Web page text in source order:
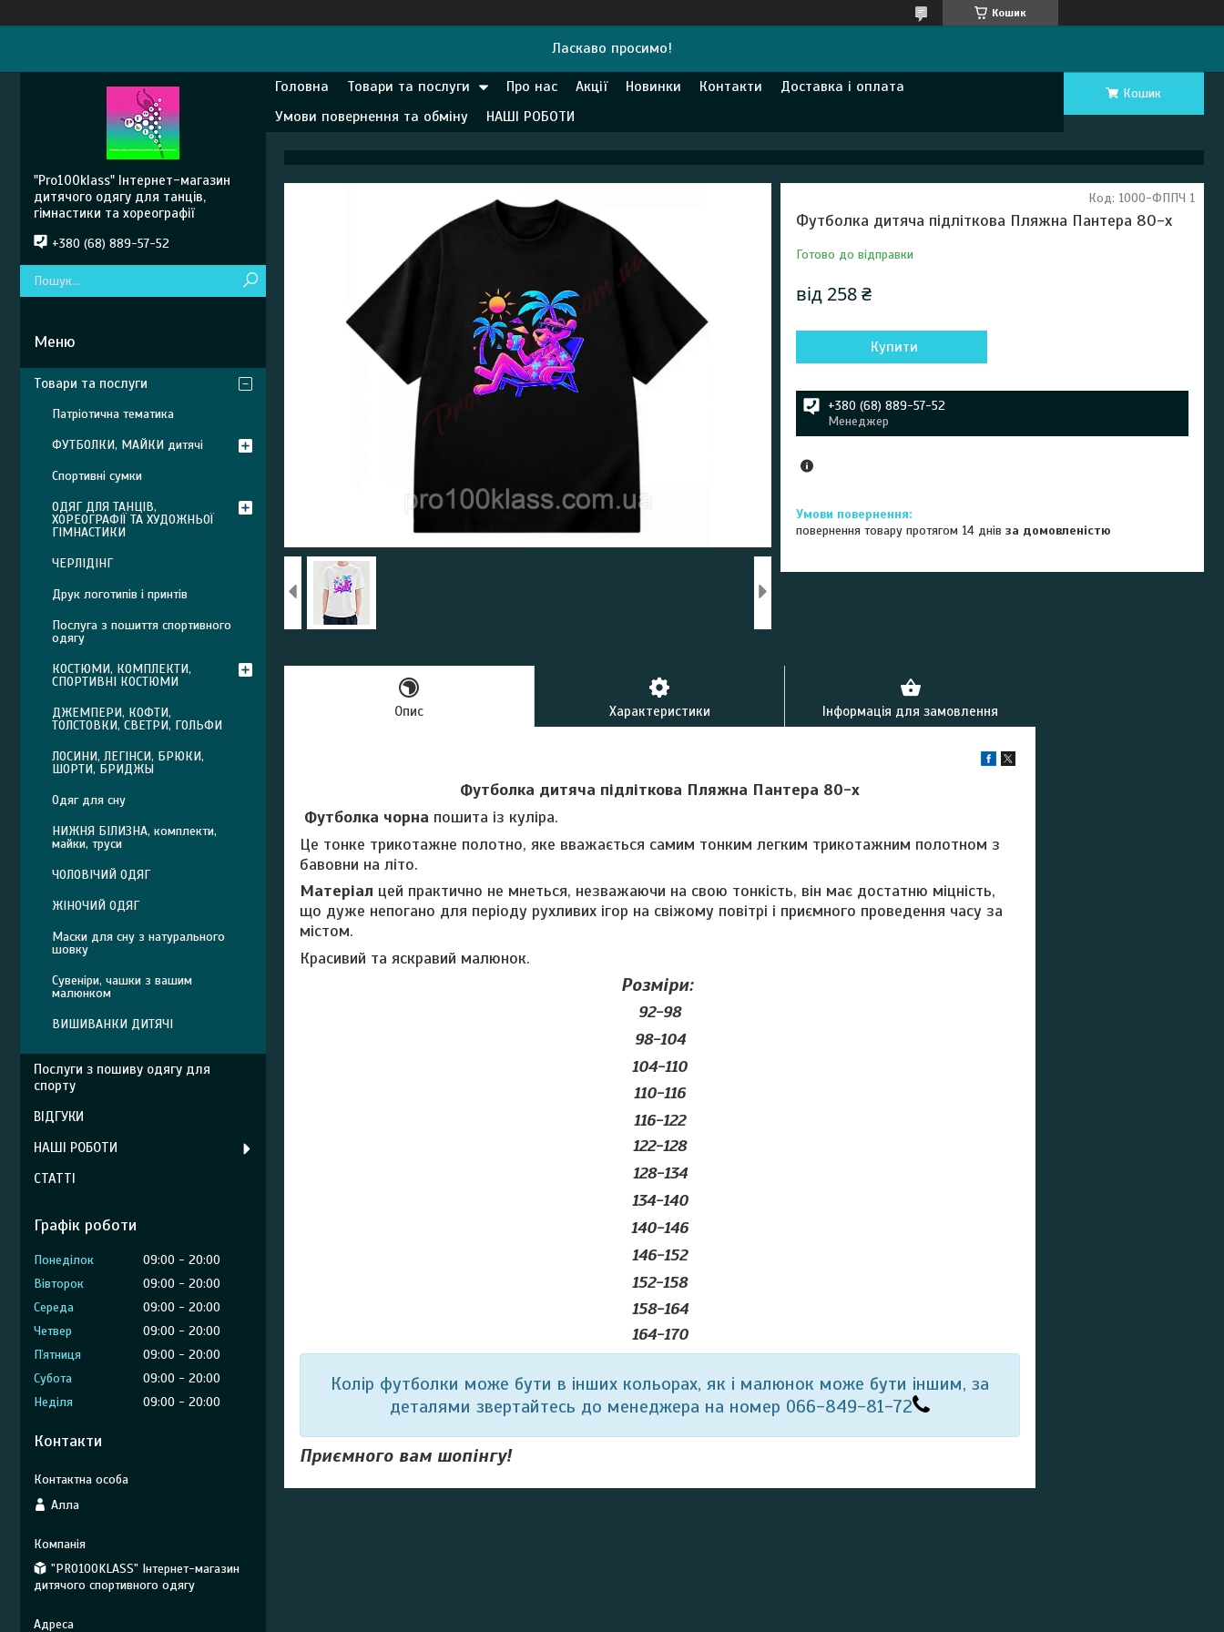
Кошик
Ласкаво просимо!
Головна Товари та послуги Про нас Акції Новинки Контакти
Доставка і оплата
Умови повернення та обміну
НАШІ РОБОТИ
Кошик
Футболка дитяча підліткова Пляжна Пантера 80-х
Готово до відправки
Код: 1000-ФППЧ 1
від 258 ₴
Купити
+380 (68) 889-57-52
Менеджер
повернення товару протягом 14 днівза домовленістю
Опис Характеристики Інформація для замовлення
Футболка дитяча підліткова Пляжна Пантера 80-х
Футболка чорна пошита із куліра.
Це тонке трикотажне полотно, яке вважається самим тонким легким трикотажним полотном з
бавовни на літо.
Матеріал цей практично не мнеться, незважаючи на свою тонкість, він має достатню міцність,
що дуже непогано для періоду рухливих ігор на свіжому повітрі і приємного проведення часу за
містом.
Красивий та яскравий малюнок.
Розміри:
92-98
98-104
104-110
110-116
116-122
122-128
128-134
134-140
140-146
146-152
152-158
158-164
164-170
Колір футболки може бути в інших кольорах, як і малюнок може бути іншим, за
деталями звертайтесь до менеджера на номер 066-849-81-72
Приємного вам шопінгу!
"Pro100klass" Інтернет-магазин
дитячого одягу для танців,
гімнастики та хореографії
+380 (68) 889-57-52
Товари та послуги
Патріотична тематика
ФУТБОЛКИ, МАЙКИ дитячі
Спортивні сумки
ОДЯГ ДЛЯ ТАНЦІВ,
ХОРЕОГРАФІЇ ТА ХУДОЖНЬОЇ
ГІМНАСТИКИ
ЧЕРЛІДІНГ
Друк логотипів і принтів
Послуга з пошиття спортивного
одягу
КОСТЮМИ, КОМПЛЕКТИ,
СПОРТИВНІ КОСТЮМИ
ДЖЕМПЕРИ, КОФТИ,
ТОЛСТОВКИ, СВЕТРИ, ГОЛЬФИ
ЛОСИНИ, ЛЕГІНСИ, БРЮКИ,
ШОРТИ, БРИДЖЫ
Одяг для сну
НИЖНЯ БІЛИЗНА, комплекти,
майки, труси
ЧОЛОВІЧИЙ ОДЯГ
ЖІНОЧИЙ ОДЯГ
Маски для сну з натурального
шовку
Сувеніри, чашки з вашим
малюнком
ВИШИВАНКИ ДИТЯЧІ
Послуги з пошиву одягу для
спорту
ВІДГУКИ
НАШІ РОБОТИ
СТАТТІ
Графік роботи
Понеділок 09:00
20:00
Вівторок
09:00
20:00
Середа
09:00
20:00
Четвер
09:00
20:00
Пʼятниця
09:00
20:00
Субота
09:00
20:00
Неділя
09:00 20:00
Контакти
Алла
"PRO100KLASS" Інтернет-магазин
дитячого спортивного одягу